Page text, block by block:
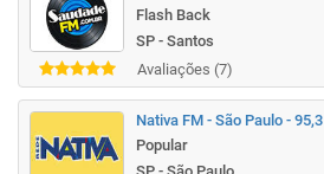
Flash Back
SP - Santos
Avaliações (7)
Nativa FM - São Paulo - 95,3
Popular